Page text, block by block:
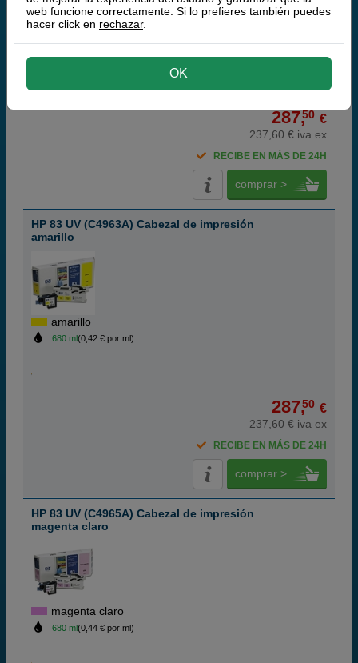
magenta
287,50 €
237,60 € iva ex
RECIBE EN MÁS DE 24H
comprar >
HP 83 UV (C4963A) Cabezal de impresión
amarillo
amarillo
680 ml(0,42 € por ml)
287,50 €
237,60 € iva ex
RECIBE EN MÁS DE 24H
comprar >
HP 83 UV (C4965A) Cabezal de impresión
magenta claro
magenta claro
680 ml(0,44 € por ml)
web funcione correctamente. Si lo prefieres también puedes
hacer click en rechazar.
OK